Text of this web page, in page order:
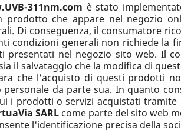
311nm.com è stato
che appare nel negozio
Di conseguenza, il consumatore
condizioni generali non richiede la
presentati nel negozio sito web. Il
il salvataggio che la modifica di
che l'acquisto di questi prodotti
da parte sua. In quanto
i prodotti o servizi acquistati
SARL come parte del sito web
l'identificazione precisa della